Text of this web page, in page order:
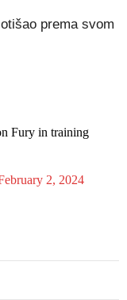
prema svom
Fury in training
2, 2024